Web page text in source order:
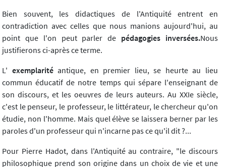
Bien souvent, les didactiques de l'Antiquité entrent en
contradiction avec celles que nous manions aujourd'hui, au
point que l'on peut parler de pédagogies inversées.Nous
justifierons ci-après ce terme.
L' exemplaritéantique, en premier lieu, se heurte au lieu
commun éducatif de notre temps qui sépare l'enseignant de
son discours, et les oeuvres de leurs auteurs. Au XXIe siècle,
c'est le penseur, le professeur, le littérateur, le chercheur qu'on
étudie, non l'homme. Mais quel élève se laissera berner par les
paroles d'un professeur qui n'incarne pas ce qu'il dit ?...
Pour Pierre Hadot, dans l'Antiquité au contraire, "le discours
philosophique prend son origine dans un choix de vie et une